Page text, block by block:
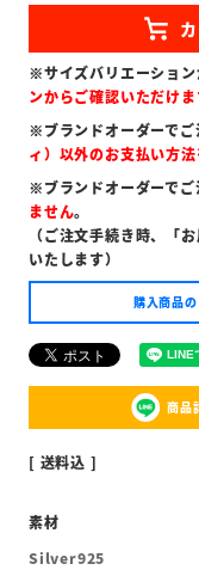
※サイズバリエーション
ンからご確認いただけま
※ブランドオーダーでご
ィ）以外のお支払い方
※ブランドオーダーでご
ません。
（ご注文手続き時、「
いたします）
購入商品
商品
送料込
Silver925